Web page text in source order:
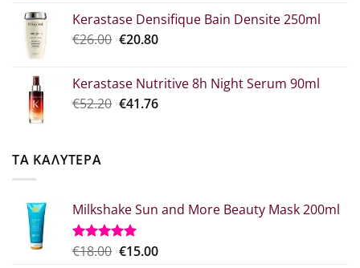
was:
€52.30.
τιμή
είναι:
Kerastase Densifique Bain Densite 250ml
€26.00 Original
€26.00.
€20.80Η
είναι:
€20.80.
Kerastase Nutritive 8h Night Serum 90ml
€52.20 Original
€41.76Η
ΤΑ ΚΑΛΥΤΕΡΑ
Milkshake Sun and More Beauty Mask 200ml
Βαθμολογήθηκε
€18.00 Original
€15.00Η